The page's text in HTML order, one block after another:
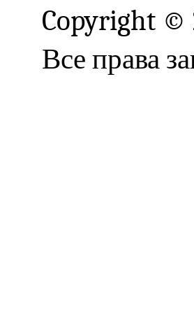
Copyright ©
Все права